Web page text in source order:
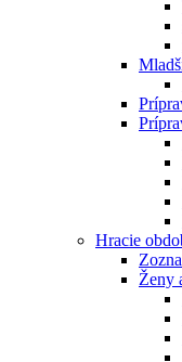
Hracie
Ženy